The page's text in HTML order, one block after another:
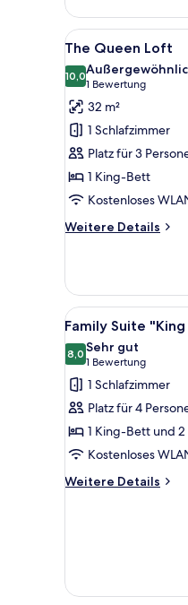
Historic
Room
Alle
Fotos
für
The
Queen
Loft
anzeigen
5
The Queen Loft
10,010,0 von 10
1 Bewertung
(1
Bewertung)
32 m²
1 Schlafzimmer
Platz für 3
1 King-Bett
Kostenloses
Weitere Details
Weitere
Queen
Loft
Alle
Fotos
für
Family
Suite
"King
Charles
II"
anzeigen
5
Family Suite "King
8,08,0 von 10
Sehr gut
1 Bewertung
(1
Bewertung)
1 Schlafzimmer
Platz für 4
1 King-Bett und
Kostenloses
Weitere Details
Weitere
II"